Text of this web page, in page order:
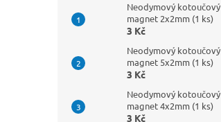
Neodymový kotoučový
magnet 2x2mm (1 ks)
3 Kč
Neodymový kotoučový
magnet 5x2mm (1 ks)
3 Kč
Neodymový kotoučový
magnet 4x2mm (1 ks)
3 Kč